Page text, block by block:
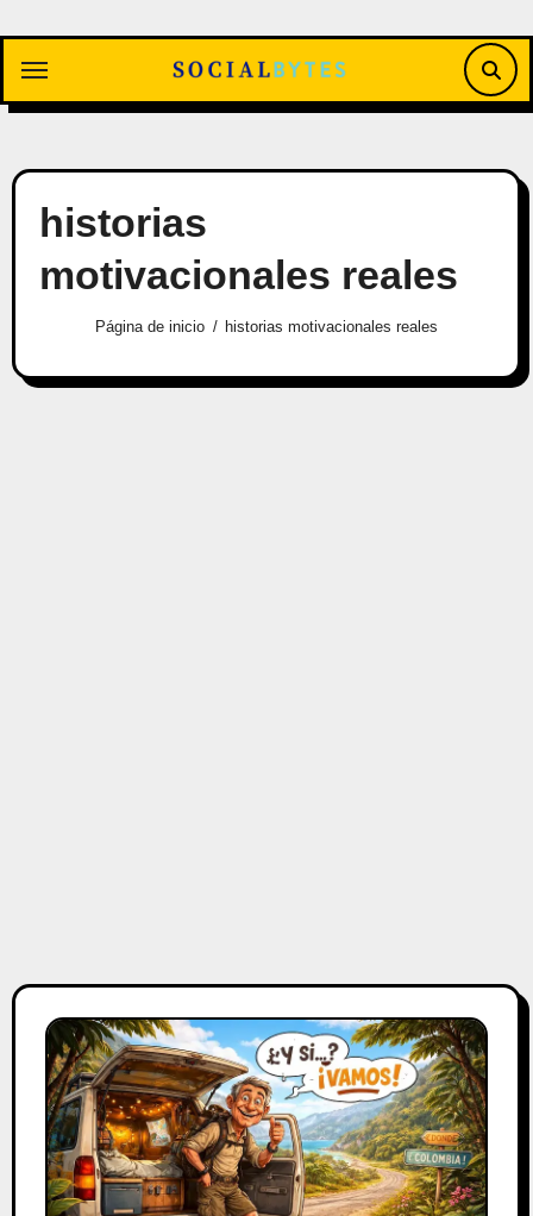
contenido
historias
motivacionales reales
Página de inicio historias motivacionales reales